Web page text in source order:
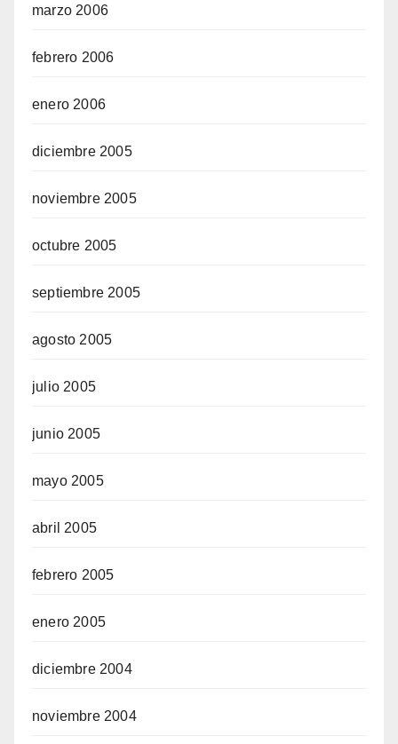
marzo 2006
febrero 2006
enero 2006
diciembre 2005
noviembre 2005
octubre 2005
septiembre 2005
agosto 2005
julio 2005
junio 2005
mayo 2005
abril 2005
febrero 2005
enero 2005
diciembre 2004
noviembre 2004